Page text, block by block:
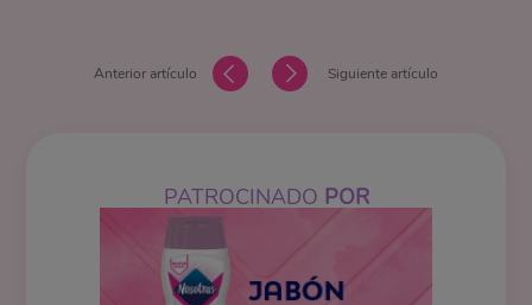
Anterior artículo Siguiente artículo
PATROCINADO POR